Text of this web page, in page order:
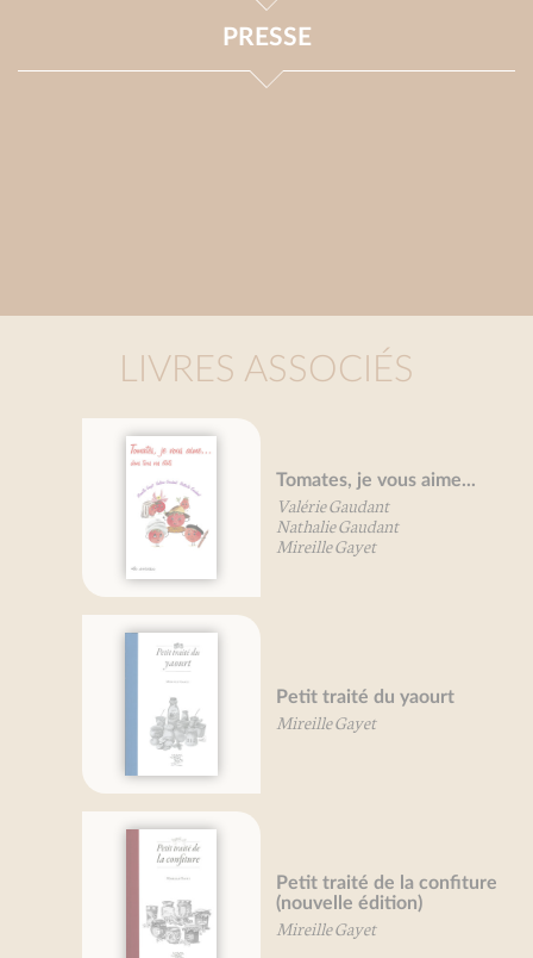
PRESSE
LIVRES ASSOCIÉS
Tomates, je vous aime...
Valérie Gaudant
Nathalie Gaudant
Mireille Gayet
Petit traité du yaourt
Mireille Gayet
Petit traité de la confiture
(nouvelle édition)
Mireille Gayet